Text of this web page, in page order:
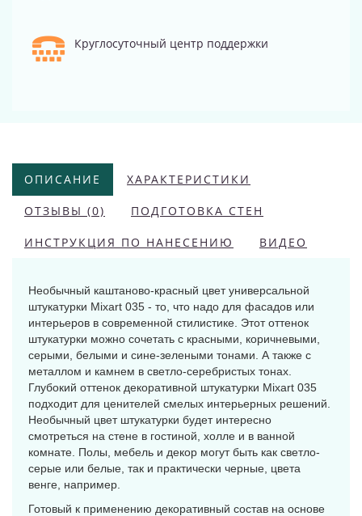
Круглосуточный центр поддержки
ОПИСАНИЕ ХАРАКТЕРИСТИКИ
ОТЗЫВЫ (0) ПОДГОТОВКА СТЕН
ИНСТРУКЦИЯ ПО НАНЕСЕНИЮ ВИДЕО
Необычный каштаново-красный цвет универсальной
штукатурки Mixart 035 - то, что надо для фасадов или
интерьеров в современной стилистике. Этот оттенок
штукатурки можно сочетать с красными, коричневыми,
серыми, белыми и сине-зелеными тонами. А также с
металлом и камнем в светло-серебристых тонах.
Глубокий оттенок декоративной штукатурки Mixart 035
подходит для ценителей смелых интерьерных решений.
Необычный цвет штукатурки будет интересно
смотреться на стене в гостиной, холле и в ванной
комнате. Полы, мебель и декор могут быть как светло-
серые или белые, так и практически черные, цвета
венге, например.
Готовый к применению декоративный состав на основе